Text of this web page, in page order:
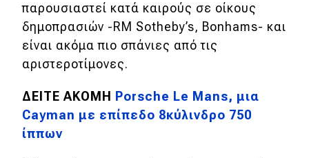
παρουσιαστεί κατά καιρούς σε οίκους
δημοπρασιών -RM Sotheby’s, Bonhams- και
είναι ακόμα πιο σπάνιες από τις
αριστεροτίμονες.
ΔΕΙΤΕ ΑΚΟΜΗ
Porsche Le Mans, μια
Cayman με επίπεδο 8κύλινδρο 750
ίππων